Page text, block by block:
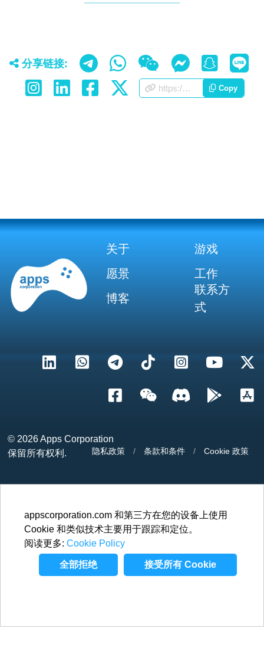
分享链接:
https://appscorporation.com/cn/about.html Copy
关于
游戏
愿景
工作
博客
联系方
式
© 2026Apps Corporation
保留所有权利.
隐私政策 / 条款和条件 / Cookie 政策
appscorporation.com 和第三方在您的设备上使用
Cookie 和类似技术主要用于跟踪和定位。
阅读更多: Cookie Policy
接受所有 Cookie
全部拒绝